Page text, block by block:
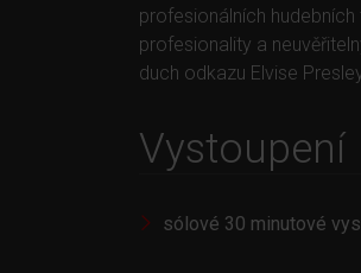
profesionálních
profesionality a
duch odkazu Elvise
Vystoupení
sólové 30 minutové